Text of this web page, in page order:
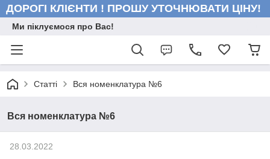
ДОРОГІ КЛІЄНТИ ! ПРОШУ УТОЧНЮВАТИ ЦІНУ!
Ми піклуємося про Вас!
Статті Вся номенклатура №6
Вся номенклатура №6
28.03.2022